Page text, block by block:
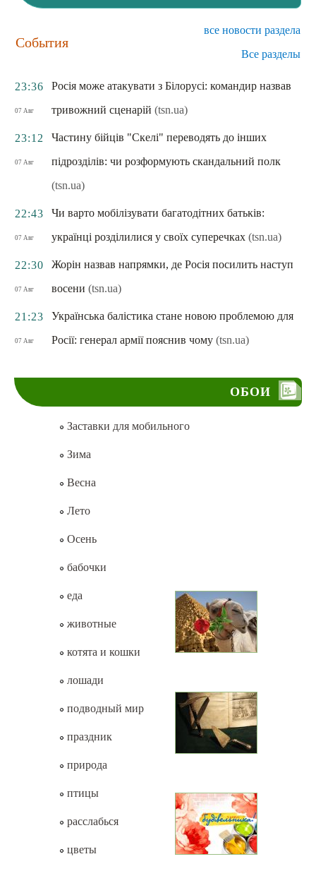
События
все новости раздела
Все разделы
23:36
07 Авг
Росія може атакувати з Білорусі: командир назвав
тривожний сценарій (tsn.ua)
23:12
07 Авг
Частину бійців "Скелі" переводять до інших
підрозділів: чи розформують скандальний полк
(tsn.ua)
22:43
07 Авг
Чи варто мобілізувати багатодітних батьків:
українці розділилися у своїх суперечках (tsn.ua)
22:30
07 Авг
Жорін назвав напрямки, де Росія посилить наступ
восени (tsn.ua)
21:23
07 Авг
Українська балістика стане новою проблемою для
Росії: генерал армії пояснив чому (tsn.ua)
ОБОИ
Заставки для мобильного
Зима
Весна
Лето
Осень
бабочки
еда
животные
котята и кошки
лошади
подводный мир
праздник
природа
птицы
расслабься
цветы